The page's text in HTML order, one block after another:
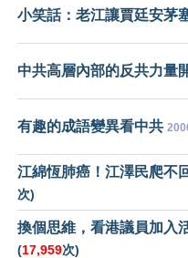
小笑話：老江讓賈廷安茅
中共高層內部的反共力量
有趣的成語變異看中共
江綿恆肺癌！江澤民爬不
次)
換個思維，看港議員加入
(17,959次)